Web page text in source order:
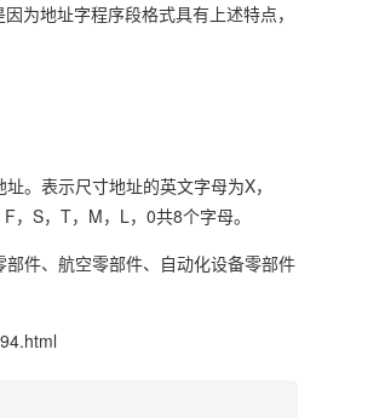
为地址字程序段格式具有上述特点，
。表示尺寸地址的英文字母为X，
S，T，M，L，0共8个字母。
件、航空零部件、自动化设备零部件